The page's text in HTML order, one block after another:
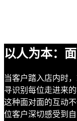
以人为本：
当客户踏入店内时
寻识别每位走进来
这种面对面的互动
位客户深切感受到